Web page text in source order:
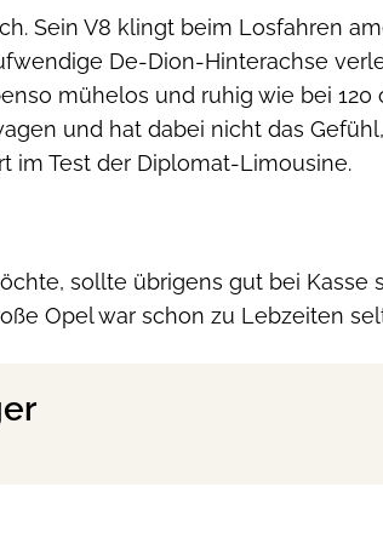
Sein V8 klingt beim Losfahren
De-Dion-Hinterachse
mühelos und ruhig wie bei
und hat dabei nicht das
im Test der Diplomat-Limousine.
sollte übrigens gut bei Kasse
Opel war schon zu Lebzeiten